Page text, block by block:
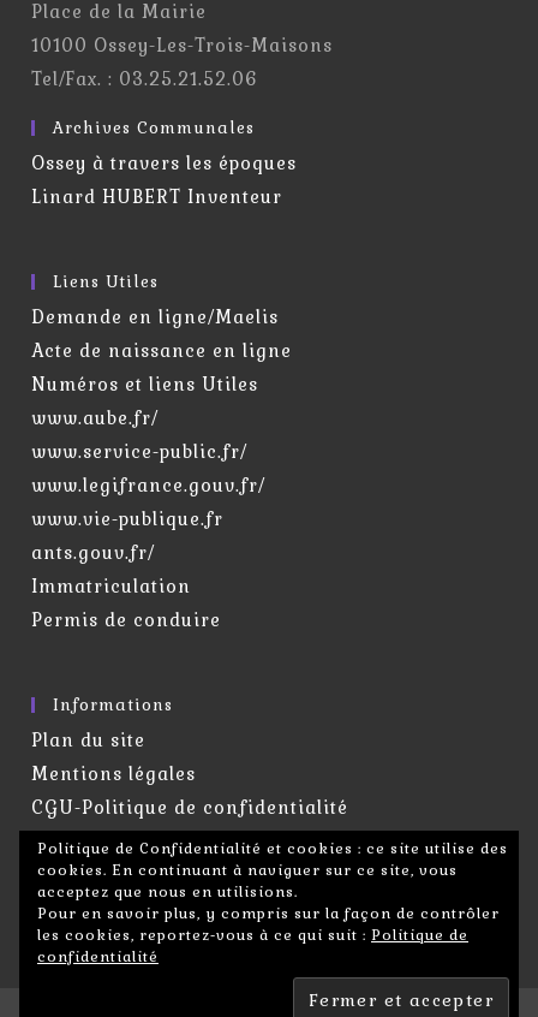
Place de la Mairie
10100 Ossey-Les-Trois-Maisons
Tel/Fax. : 03.25.21.52.06
Archives Communales
Ossey à travers les époques
Linard HUBERT Inventeur
Liens Utiles
Demande en ligne/Maelis
Acte de naissance en ligne
Numéros et liens Utiles
www.aube.fr/
www.service-public.fr/
www.legifrance.gouv.fr/
www.vie-publique.fr
ants.gouv.fr/
Immatriculation
Permis de conduire
Informations
Plan du site
Mentions légales
CGU-Politique de confidentialité
Droit à l’image
Contacter le Webmaster
Politique de Confidentialité et cookies : ce site utilise des
cookies. En continuant à naviguer sur ce site, vous
acceptez que nous en utilisions.
Pour en savoir plus, y compris sur la façon de contrôler
les cookies, reportez-vous à ce qui suit : Politique de
confidentialité